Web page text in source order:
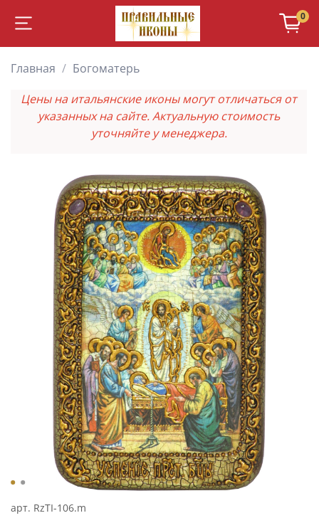
0
Главная
Богоматерь
Цены на итальянские иконы могут отличаться от
указанных на сайте. Актуальную стоимость
уточняйте у менеджера.
арт. RzTI-106.m